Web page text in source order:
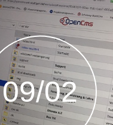
09/02